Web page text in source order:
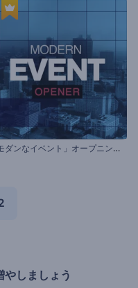
「
モダンなイベント」オープニング動画
やしましょう